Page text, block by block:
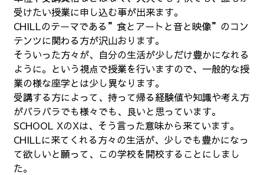
受けたい授業に申し込む事が出来ます。
CHILLのテーマである”食とアートと音と映像”のコン
テンツに関わる方が沢山おります。
そういった方々が、自分の生活が少しだけ豊かになれる
ように。という視点で授業を行いますので、一般的な授
業の様な座学とは少し異なります。
受講する方によって、持って帰る経験値や知識や考え方
がバラバラでも様々でも、良いと思っています。
SCHOOL XのXは、そう言った意味から来ています。
CHILLに来てくれる方々の生活が、少しでも豊かになっ
て欲しいと願って、この学校を開校することにしまし
た。